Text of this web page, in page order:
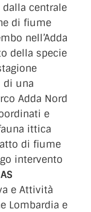
centrale
di fiume
nell’Adda
della specie
di una
Adda Nord
e
ittica
di fiume
intervento
e Attività
Lombardia e